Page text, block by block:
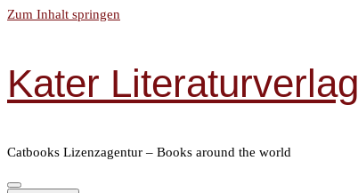
Zum Inhalt springen
Kater Literaturverlag
Catbooks Lizenzagentur – Books around the world